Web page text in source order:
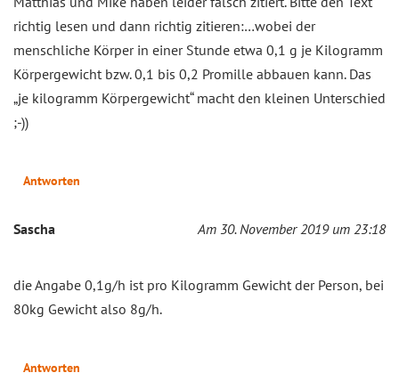
richtig lesen und dann richtig zitieren:…wobei der
menschliche Körper in einer Stunde etwa 0,1 g je Kilogramm
Körpergewicht bzw. 0,1 bis 0,2 Promille abbauen kann. Das
„je kilogramm Körpergewicht“ macht den kleinen Unterschied
;-))
Antworten
Sascha Am 30. November 2019 um 23:18
die Angabe 0,1g/h ist pro Kilogramm Gewicht der Person, bei
80kg Gewicht also 8g/h.
Antworten